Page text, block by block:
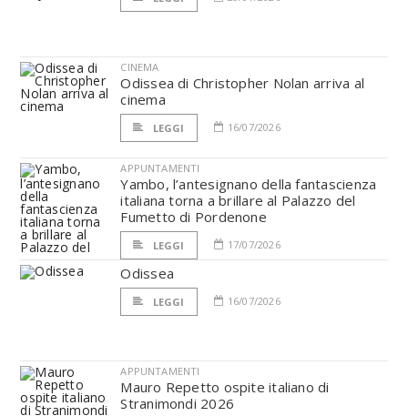
CINEMA
Odissea di Christopher Nolan arriva al
cinema
LEGGI 16/07/2026
APPUNTAMENTI
Yambo, l’antesignano della fantascienza
italiana torna a brillare al Palazzo del
Fumetto di Pordenone
LEGGI 17/07/2026
Odissea
LEGGI 16/07/2026
APPUNTAMENTI
Mauro Repetto ospite italiano di
Stranimondi 2026